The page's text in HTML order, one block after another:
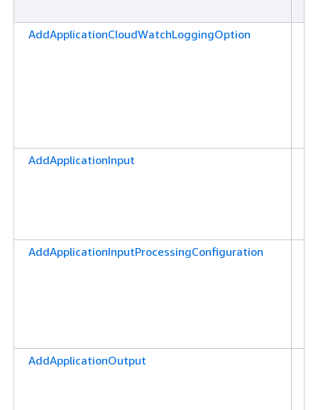
AddApplicationCloudWatchLoggingOption
AddApplicationInput
AddApplicationInputProcessingConfiguration
AddApplicationOutput